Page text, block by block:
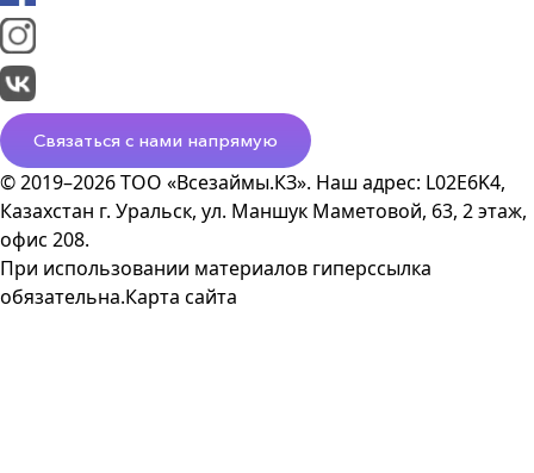
Связаться с нами напрямую
© 2019–2026 ТОО «Всезаймы.КЗ». Наш адрес: L02E6K4,
Казахстан г. Уральск, ул. Маншук Маметовой, 63, 2 этаж,
офис 208.
При использовании материалов гиперссылка
обязательна.Карта сайта